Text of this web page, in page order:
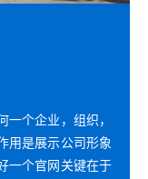
个企业，组织，
用是展示公司形象
一个官网关键在于